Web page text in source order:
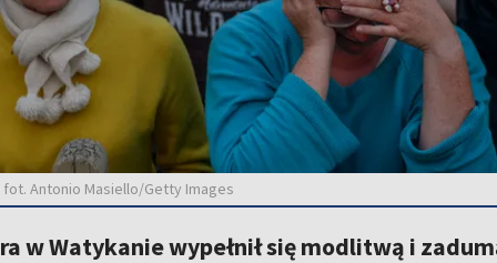
Antonio Masiello/Getty Images
w Watykanie wypełnił się modlitwą i